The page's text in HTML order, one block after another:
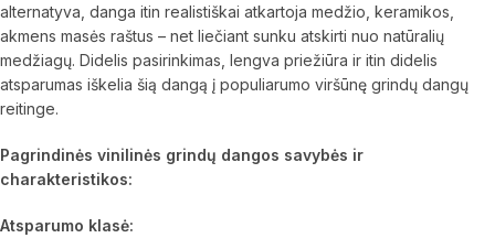
alternatyva, danga itin realistiškai atkartoja medžio, keramikos,
akmens masės raštus – net liečiant sunku atskirti nuo natūralių
medžiagų. Didelis pasirinkimas, lengva priežiūra ir itin didelis
atsparumas iškelia šią dangą į populiarumo viršūnę grindų dangų
reitinge.
Pagrindinės vinilinės grindų dangos savybės ir
charakteristikos:
Atsparumo klasė: